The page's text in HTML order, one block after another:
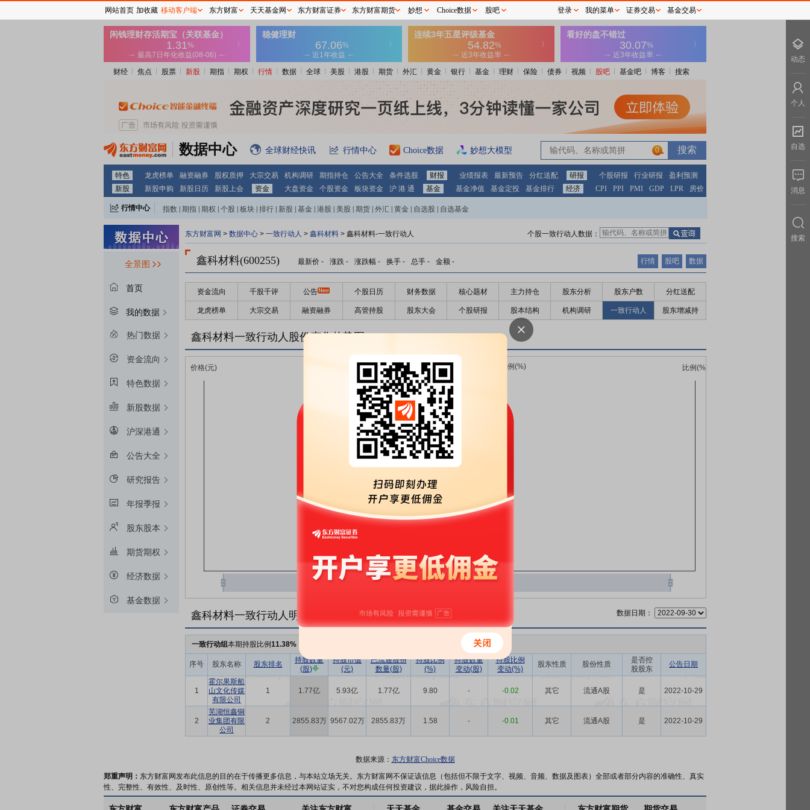
财经 焦点 股票 新股 期指 期权 行情 数据 全球 美股 港股 期货 外汇 黄金 银行 基金 理财 保险 债券 视频 股吧 基金吧 博客 搜索
数据中心 全球财经快讯 行情中心 Choice数据 妙想大模型 0
特色 龙虎榜单 融资融券 股权质押 大宗交易 机构调研 期指持仓 公告大全 条件选股 财报 业绩报表 最新预告 分红送配 研报 个股研报 行业研报
盈利预测
新股
新股申购 新股日历 新股上会 资金 大盘资金 个股资金 板块资金 沪 港 通 基金 基金净值 基金定投 基金排行 经济 CPI PPI PMI GDP LPR 房价
行情中心 指数 期指 期权 个股 板块 排行 新股 基金 港股 美股 期货 外汇 黄金 自选股 自选基金
全景图
首页
我的数据
热门数据
资金流向
特色数据
新股数据
沪深港通
公告大全
研究报告
年报季报
股东股本
期货期权
经济数据
基金数据
东方财富网 > 数据中心 > 一致行动人 > 鑫科材料 > 鑫科材料-一致行动人 个股一致行动人数据：
鑫科材料(600255) 最新价 - 涨跌 - 涨跌幅 - 换手 - 总手 - 金额 - 行情 股吧 数据
资金流向 千股千评 公告 个股日历 财务数据 核心题材 主力持仓 股东分析 股东户数 分红送配
龙虎榜单 大宗交易 融资融券 高管持股 股东大会 个股研报 股本结构 机构调研 一致行动人 股东增减持
鑫科材料一致行动人股份变化趋势图
鑫科材料一致行动人明细 数据日期：
一致行动组本期持股比例11.38%
序号 股东名称 股东排名
持股数量
(股)
持股市值
(元)
已流通股份
数量(股)
持股比例
(%)
持股数量
变动(股)
持股比例
变动(%)
股东性质 股份性质
是否控
股股东
公告日期
1
霍尔果斯船
山文化传媒
有限公司
1 1.77亿 5.93亿 1.77亿 9.80 - -0.02 其它 流通A股 是 2022-10-29
2
芜湖恒鑫铜
业集团有限
公司
2 2855.83万 9567.02万 2855.83万 1.58 - -0.01 其它 流通A股 是 2022-10-29
数据来源： 东方财富Choice数据
郑重声明： 东方财富网发布此信息的目的在于传播更多信息，与本站立场无关。东方财富网不保证该信息（包括但不限于文字、视频、音频、数据及图表）全部或者部分内容的准确性、真实
性、完整性、有效性、及时性、原创性等。相关信息并未经过本网站证实，不对您构成任何投资建议，据此操作，风险自担。
网站首页 加收藏 移动客户端 东方财富 天天基金网 东方财富证券 东方财富期货 妙想 Choice数据 股吧 登录 我的菜单 证券交易 基金交易
动态
个人
自选
消息
搜索